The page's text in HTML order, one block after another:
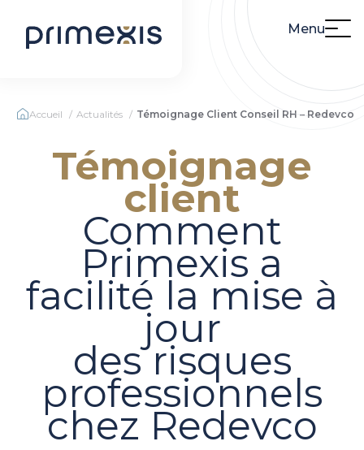
Menu
Accueil Actualités Témoignage Client Conseil RH – Redevco
Témoignage
client
Comment
Primexis a
facilité la mise à
jour
des risques
professionnels
chez Redevco